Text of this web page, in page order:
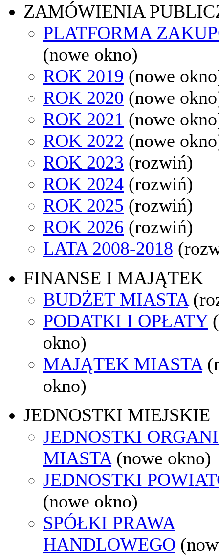
ZAMÓWIENIA
PLATFORMA
(nowe okno)
ROK 2019 (nowe
ROK 2020 (nowe
ROK 2021 (nowe
ROK 2022 (nowe
ROK 2023 (rozwiń)
ROK 2024 (rozwiń)
ROK 2025 (rozwiń)
ROK 2026 (rozwiń)
LATA 2008-2018
FINANSE I MAJĄTEK
BUDŻET MIASTA
PODATKI I OPŁATY
okno)
MAJĄTEK MIASTA
okno)
JEDNOSTKI MIEJSKIE
JEDNOSTKI
MIASTA (nowe okno)
JEDNOSTKI
(nowe okno)
SPÓŁKI PRAWA
HANDLOWEGO